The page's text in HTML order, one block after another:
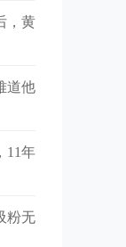
，黄
道他
11年
粉无